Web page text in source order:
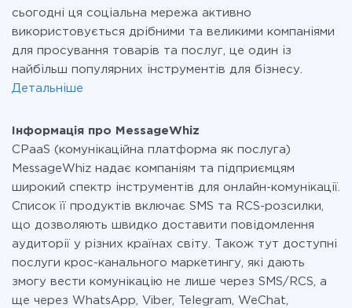
сьогодні ця соціальна мережа активно
використовується дрібними та великими компаніями
для просування товарів та послуг, це один із
найбільш популярних інструментів для бізнесу.
Детальніше
Інформація про MessageWhiz
CPaaS (комунікаційна платформа як послуга)
MessageWhiz надає компаніям та підприємцям
широкий спектр інструментів для онлайн-комунікації.
Список її продуктів включає SMS та RCS-розсилки,
що дозволяють швидко доставити повідомлення
аудиторії у різних країнах світу. Також тут доступні
послуги крос-канального маркетингу, які дають
змогу вести комунікацію не лише через SMS/RCS, а
ще через WhatsApp, Viber, Telegram, WeChat,